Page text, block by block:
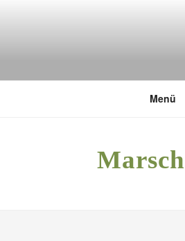
DEUTSCHE
Menü